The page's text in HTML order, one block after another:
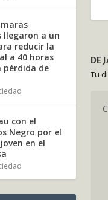
Tu
llegaron a un
reducir la
a 40 horas
pérdida de
con el
Negro por el
en el